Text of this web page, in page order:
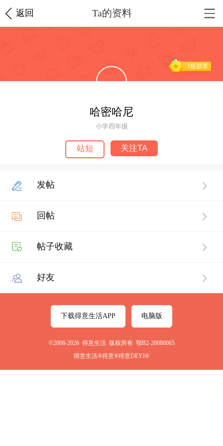
返回 Ta的资料
1枚勋章
哈密哈尼
小学四年级
站短 关注TA
发帖
回帖
帖子收藏
好友
下载得意生活APP 电脑版
©2008-2026 得意生活 版权所有 鄂B2-20080065
得意生活®得意®得意DEYI®